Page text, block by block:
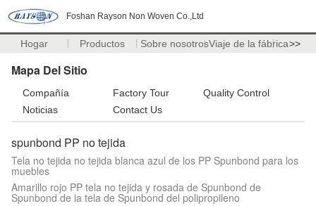
Foshan Rayson Non Woven Co.,Ltd
Hogar Productos Sobre nosotrosViaje de la fábrica>>
Mapa Del Sitio
Compañía Factory Tour
Quality Control
Noticias
Contact Us
spunbond PP no tejida
Tela no tejida no tejida blanca azul de los PP Spunbond para los
muebles
Amarillo rojo PP tela no tejida y rosada de Spunbond de
Spunbond de la tela de Spunbond del polipropileno